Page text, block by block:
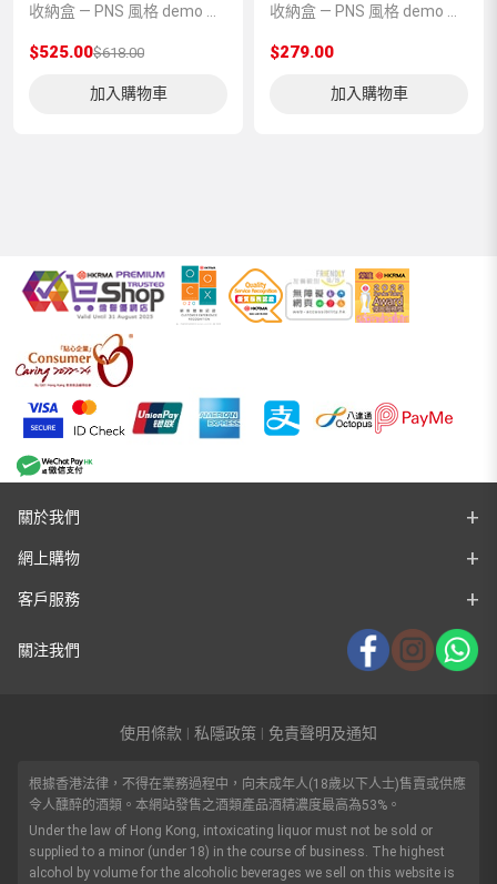
$525.00$618.00
加入購物車
$279.00
加入購物車
關於我們
網上購物
客戶服務
關注我們
使用條款 | 私隱政策 | 免責聲明及通知
根據香港法律，不得在業務過程中，向未成年人(18歲以下人士)售賣或供應
令人醺醉的酒類。本網站發售之酒類產品酒精濃度最高為53%。
Under the law of Hong Kong, intoxicating liquor must not be sold or
supplied to a minor (under 18) in the course of business. The highest
alcohol by volume for the alcoholic beverages we sell on this website is